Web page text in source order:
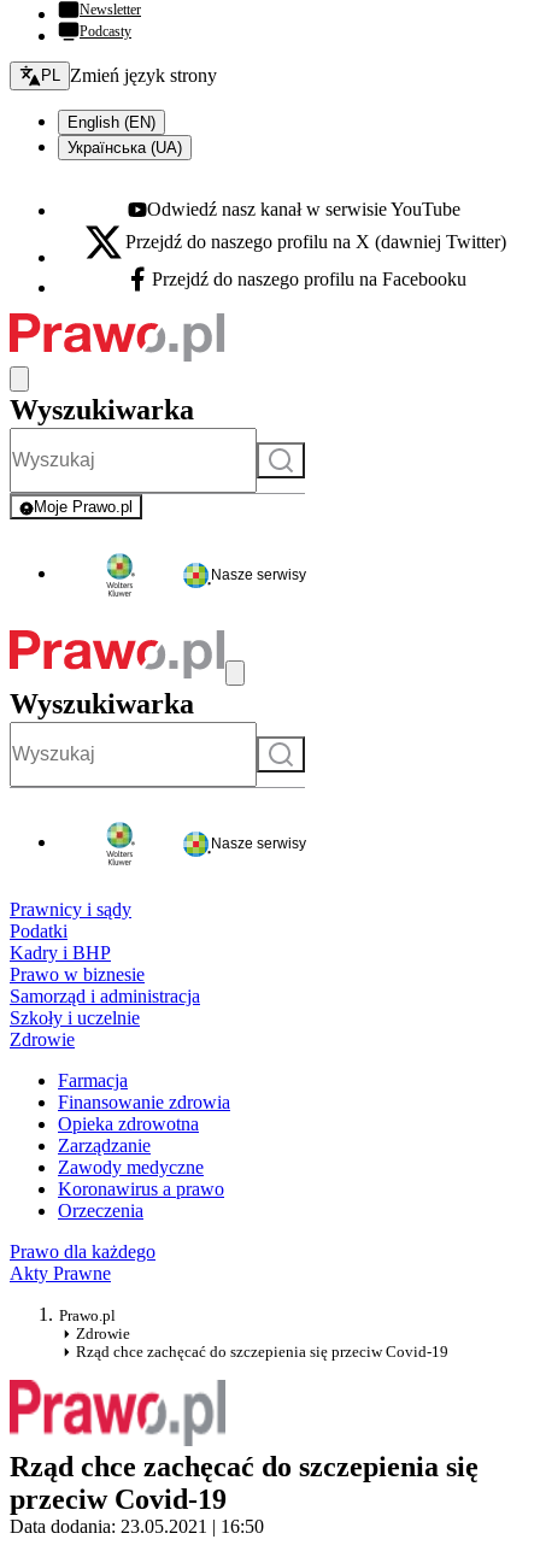
Newsletter
Podcasty
Zmień język - bieżący:
PL Zmień język strony
English (EN)
Українська (UA)
Youtube - otwiera się w nowej karcie
Odwiedź nasz kanał w serwisie YouTube
X - otwiera się w nowej karcie
Przejdź do naszego profilu na X (dawniej Twitter)
Facebook - otwiera się w nowej karcie
Przejdź do naszego profilu na Facebooku
Wyszukiwarka
Szukaj
Moje Prawo.pl
- rejestracja i logowanie do serwisu
Nasze serwisy
Wyszukiwarka
Szukaj
Nasze serwisy
Prawnicy i sądy
Podatki
Kadry i BHP
Prawo w biznesie
Samorząd i administracja
Szkoły i uczelnie
Zdrowie
Farmacja
Finansowanie zdrowia
Opieka zdrowotna
Zarządzanie
Zawody medyczne
Koronawirus a prawo
Orzeczenia
Prawo dla każdego
Akty Prawne
Prawo.pl
Zdrowie
Rząd chce zachęcać do szczepienia się przeciw Covid-19
Rząd chce zachęcać do szczepienia się
przeciw Covid-19
Data dodania: 23.05.2021 | 16:50